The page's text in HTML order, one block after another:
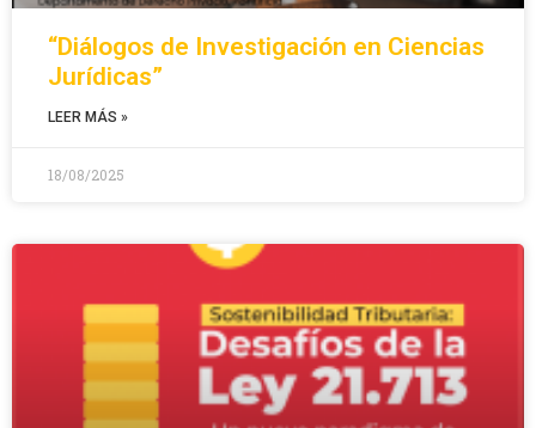
“Diálogos de Investigación en Ciencias
Jurídicas”
LEER MÁS »
18/08/2025